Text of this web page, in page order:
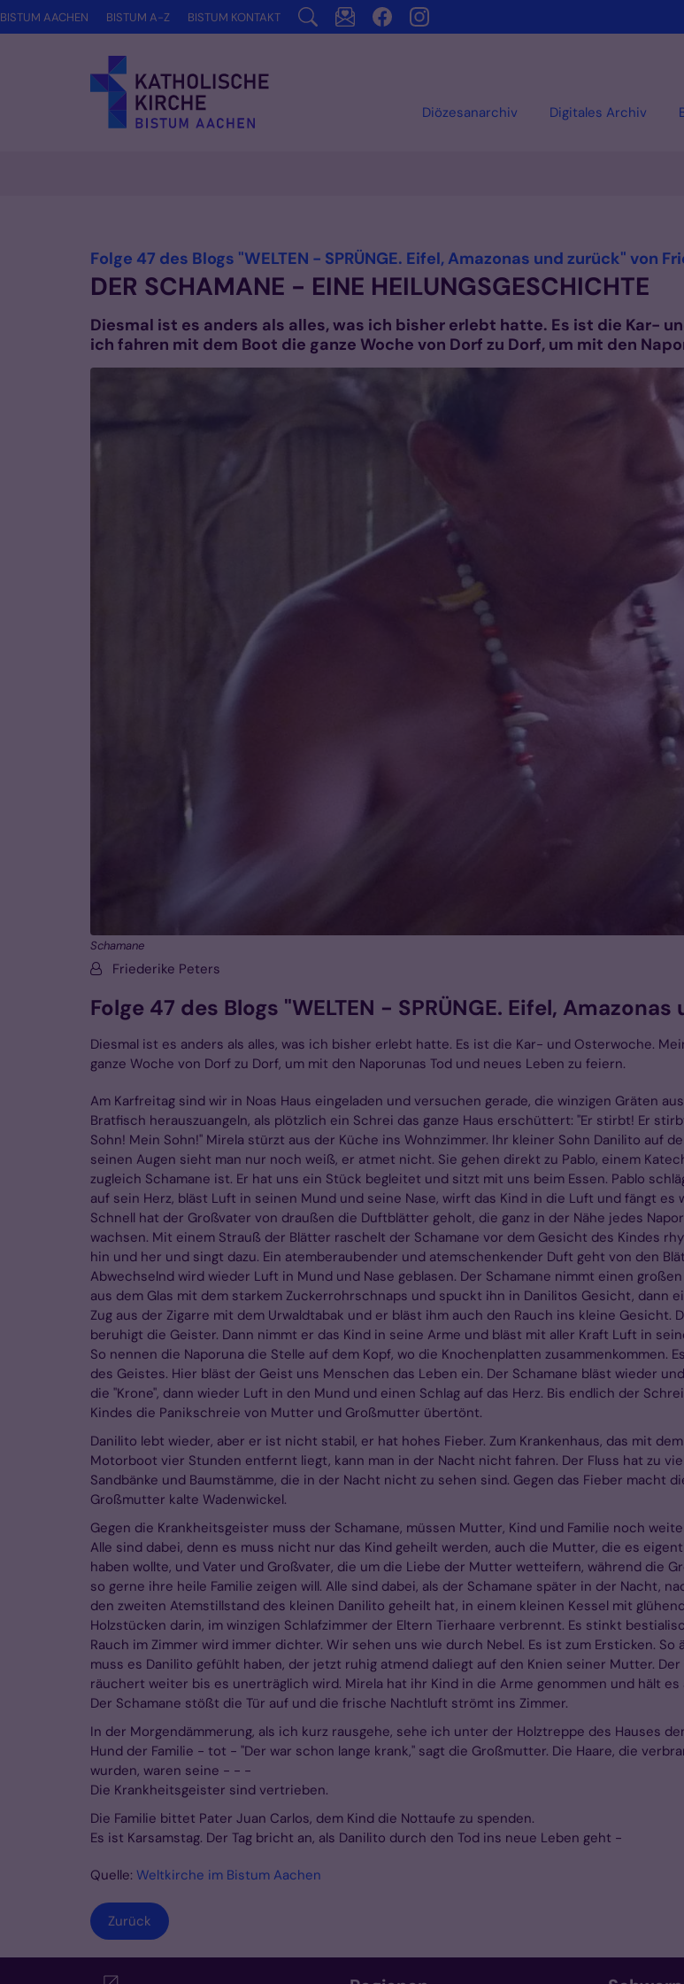
Zum Inhalt springen
Diözesanarchiv Digitales Archiv
BISTUM AACHEN BISTUM A-Z BISTUM KONTAKT
Folge 47 des Blogs "WELTEN - SPRÜNGE. Eifel, Amazonas und zurück" von
DER SCHAMANE - EINE HEILUNGSGESCHICHTE
Diesmal ist es anders als alles, was ich bisher erlebt hatte. Es ist die Kar-
ich fahren mit dem Boot die ganze Woche von Dorf zu Dorf, um mit den
Schamane
Von:Friederike Peters
Folge 47 des Blogs "WELTEN - SPRÜNGE. Eifel,
Diesmal ist es anders als alles, was ich bisher erlebt hatte. Es ist die Kar- und Osterwoche.
ganze Woche von Dorf zu Dorf, um mit den Naporunas Tod und neues Leben zu feiern.
Am Karfreitag sind wir in Noas Haus eingeladen und versuchen gerade, die winzigen Gräten
Bratfisch herauszuangeln, als plötzlich ein Schrei das ganze Haus erschüttert: "Er stirbt! Er
Sohn! Mein Sohn!" Mirela stürzt aus der Küche ins Wohnzimmer. Ihr kleiner Sohn Danilito auf
seinen Augen sieht man nur noch weiß, er atmet nicht. Sie gehen direkt zu Pablo, einem
zugleich Schamane ist. Er hat uns ein Stück begleitet und sitzt mit uns beim Essen. Pablo
auf sein Herz, bläst Luft in seinen Mund und seine Nase, wirft das Kind in die Luft und fängt es
Schnell hat der Großvater von draußen die Duftblätter geholt, die ganz in der Nähe jedes
wachsen. Mit einem Strauß der Blätter raschelt der Schamane vor dem Gesicht des Kindes
hin und her und singt dazu. Ein atemberaubender und atemschenkender Duft geht von den
Abwechselnd wird wieder Luft in Mund und Nase geblasen. Der Schamane nimmt einen
aus dem Glas mit dem starkem Zuckerrohrschnaps und spuckt ihn in Danilitos Gesicht, dann
Zug aus der Zigarre mit dem Urwaldtabak und er bläst ihm auch den Rauch ins kleine Gesicht.
beruhigt die Geister. Dann nimmt er das Kind in seine Arme und bläst mit aller Kraft Luft in
So nennen die Naporuna die Stelle auf dem Kopf, wo die Knochenplatten zusammenkommen.
des Geistes. Hier bläst der Geist uns Menschen das Leben ein. Der Schamane bläst wieder
die "Krone", dann wieder Luft in den Mund und einen Schlag auf das Herz. Bis endlich der
Kindes die Panikschreie von Mutter und Großmutter übertönt.
Danilito lebt wieder, aber er ist nicht stabil, er hat hohes Fieber. Zum Krankenhaus, das mit dem
Motorboot vier Stunden entfernt liegt, kann man in der Nacht nicht fahren. Der Fluss hat zu
Sandbänke und Baumstämme, die in der Nacht nicht zu sehen sind. Gegen das Fieber macht
Großmutter kalte Wadenwickel.
Gegen die Krankheitsgeister muss der Schamane, müssen Mutter, Kind und Familie noch
Alle sind dabei, denn es muss nicht nur das Kind geheilt werden, auch die Mutter, die es
haben wollte, und Vater und Großvater, die um die Liebe der Mutter wetteifern, während die
so gerne ihre heile Familie zeigen will. Alle sind dabei, als der Schamane später in der Nacht,
den zweiten Atemstillstand des kleinen Danilito geheilt hat, in einem kleinen Kessel mit
Holzstücken darin, im winzigen Schlafzimmer der Eltern Tierhaare verbrennt. Es stinkt
Rauch im Zimmer wird immer dichter. Wir sehen uns wie durch Nebel. Es ist zum Ersticken. So
muss es Danilito gefühlt haben, der jetzt ruhig atmend daliegt auf den Knien seiner Mutter. Der
räuchert weiter bis es unerträglich wird. Mirela hat ihr Kind in die Arme genommen und hält es
Der Schamane stößt die Tür auf und die frische Nachtluft strömt ins Zimmer.
In der Morgendämmerung, als ich kurz rausgehe, sehe ich unter der Holztreppe des Hauses
Hund der Familie - tot - "Der war schon lange krank," sagt die Großmutter. Die Haare, die
wurden, waren seine - - -
Die Krankheitsgeister sind vertrieben.
Die Familie bittet Pater Juan Carlos, dem Kind die Nottaufe zu spenden.
Es ist Karsamstag. Der Tag bricht an, als Danilito durch den Tod ins neue Leben geht -
Quelle: Weltkirche im Bistum Aachen
Zurück